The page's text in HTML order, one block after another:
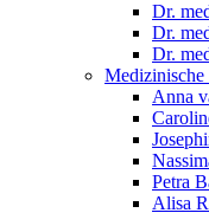
Dr.
Dr.
Dr.
Medizinische
Anna
Petra
Alisa